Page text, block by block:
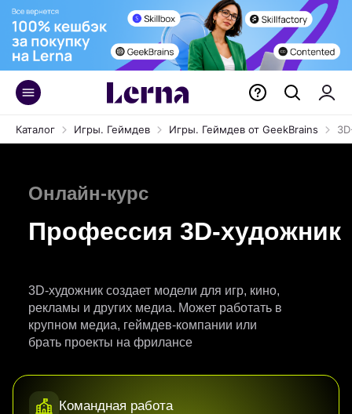
Каталог Игры. Геймдев Игры. Геймдев от GeekBrains
Онлайн-курс
Профессия 3D-художник
3D-художник создает модели для игр, кино,
рекламы и других медиа. Может работать в
крупном медиа, геймдев-компании или
брать проекты на фрилансе
Командная работа